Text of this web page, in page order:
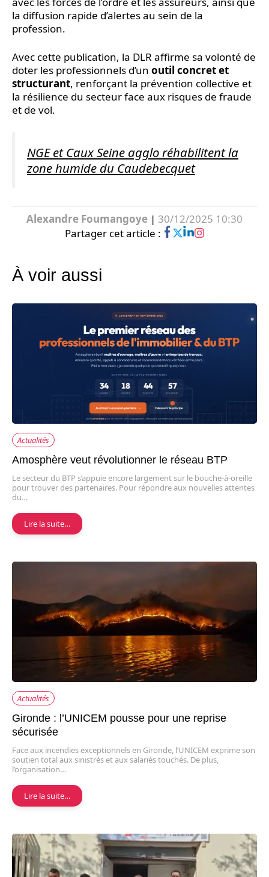
la diffusion rapide d’alertes au sein de la
profession.
Avec cette publication, la DLR affirme sa volonté de
doter les professionnels d’un outil concret et
structurant, renforçant la prévention collective et
la résilience du secteur face aux risques de fraude
et de vol.
NGE et Caux Seine agglo réhabilitent la
zone humide du Caudebecquet
Alexandre Foumangoye | 30/12/2025 10:30
Partager cet article :
À voir aussi
Actualités
Amosphère veut révolutionner le réseau BTP
Le secteur du BTP s’appuie encore largement sur le bouche-à-oreille
pour trouver des partenaires. Pour répondre aux nouvelles attentes
du…
Lire la suite…
Actualités
Gironde : l’UNICEM pousse pour une reprise
sécurisée
Face aux incendies exceptionnels en Gironde, l’UNICEM exprime son
soutien total aux sinistrés et aux salariés touchés. De plus,
l’organisation…
Lire la suite…